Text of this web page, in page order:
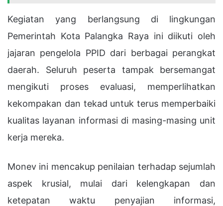
Kegiatan yang berlangsung di lingkungan
Pemerintah Kota Palangka Raya ini diikuti oleh
jajaran pengelola PPID dari berbagai perangkat
daerah. Seluruh peserta tampak bersemangat
mengikuti proses evaluasi, memperlihatkan
kekompakan dan tekad untuk terus memperbaiki
kualitas layanan informasi di masing-masing unit
kerja mereka.
Monev ini mencakup penilaian terhadap sejumlah
aspek krusial, mulai dari kelengkapan dan
ketepatan waktu penyajian informasi,